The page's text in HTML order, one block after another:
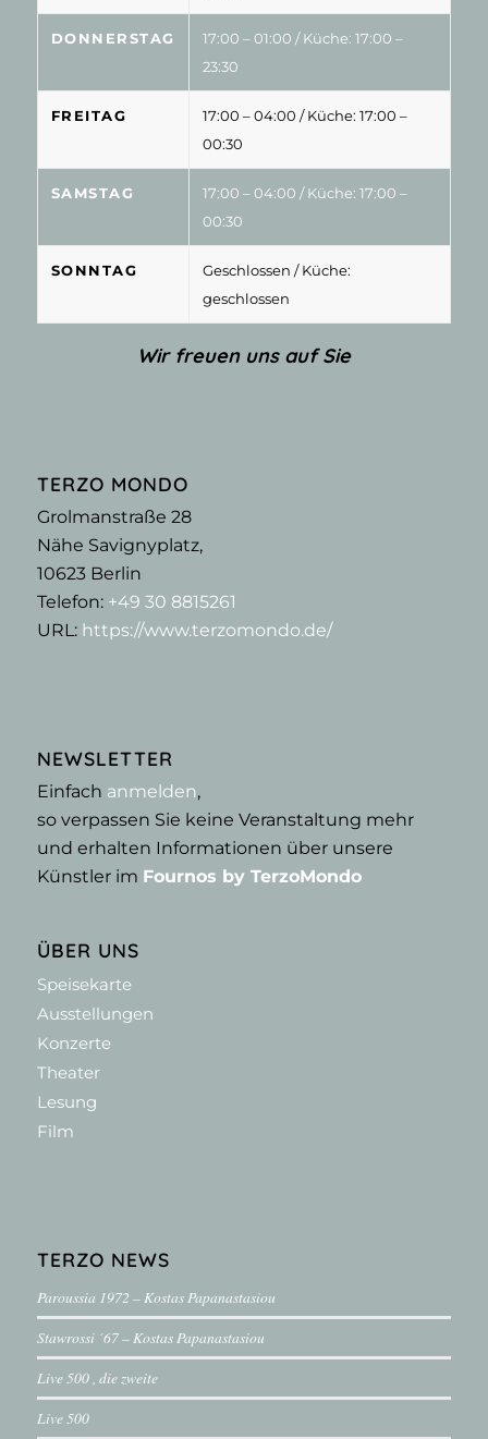
DONNERSTAG 17:00 – 01:00 / Küche: 17:00 –
23:30
FREITAG 17:00 – 04:00 / Küche: 17:00 –
00:30
SAMSTAG 17:00 – 04:00 / Küche: 17:00 –
00:30
SONNTAG Geschlossen / Küche:
geschlossen
Wir freuen uns auf Sie
TERZO MONDO
Grolmanstraße 28
Nähe Savignyplatz,
10623Berlin
Telefon: +49 30 8815261
URL: https://www.terzomondo.de/
NEWSLETTER
Einfach anmelden,
so verpassen Sie keine Veranstaltung mehr
und erhalten Informationen über unsere
Künstler im Fournos by TerzoMondo
ÜBER UNS
Speisekarte
Ausstellungen
Konzerte
Theater
Lesung
Film
TERZO NEWS
Paroussia 1972 – Kostas Papanastasiou
Stawrossi ´67 – Kostas Papanastasiou
Live 500 , die zweite
Live 500